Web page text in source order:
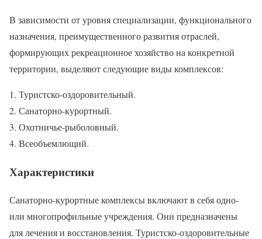
В зависимости от уровня специализации, функционального
назначения, преимущественного развития отраслей,
формирующих рекреационное хозяйство на конкретной
территории, выделяют следующие виды комплексов:
Туристско-оздоровительный.
Санаторно-курортный.
Охотничье-рыболовный.
Всеобъемлющий.
Характеристики
Санаторно-курортные комплексы включают в себя одно-
или многопрофильные учреждения. Они предназначены
для лечения и восстановления. Туристско-оздоровительные